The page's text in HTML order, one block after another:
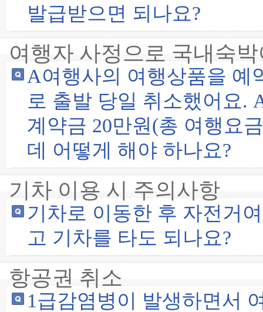
발급받으면 되나요?
여행자 사정으로 국내숙
A여행사의 여행상품을 예
로 출발 당일 취소했어요.
계약금 20만원(총 여행요
데 어떻게 해야 하나요?
기차 이용 시 주의사항
기차로 이동한 후 자전거
고 기차를 타도 되나요?
항공권 취소
1급감염병이 발생하면서